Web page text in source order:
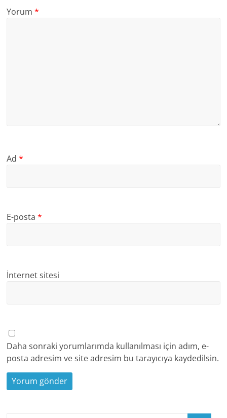
Yorum*
Ad*
E-posta*
İnternet sitesi
Daha sonraki yorumlarımda kullanılması için adım, e-
posta adresim ve site adresim bu tarayıcıya kaydedilsin.